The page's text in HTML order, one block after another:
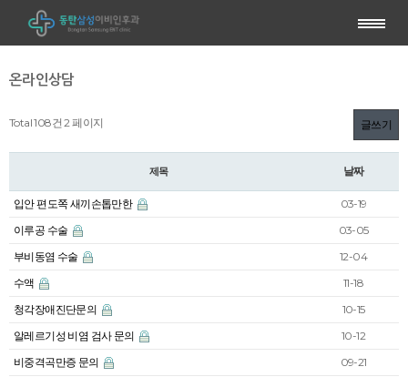
온라인상담
Total 108건 2 페이지 글쓰기
제목 날짜
입안 편도쪽 새끼손톱만한
03-19
이루공 수술
03-05
부비동염 수술
12-04
수액
11-18
청각장애진단문의
10-15
알레르기성 비염 검사 문의
10-12
비중격곡만증 문의
09-21